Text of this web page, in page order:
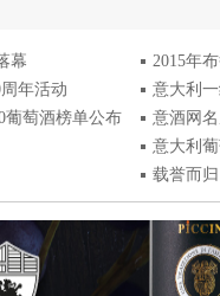
幕
2015年
年活动
意大利
葡萄酒榜单公布
意酒网名
意大利